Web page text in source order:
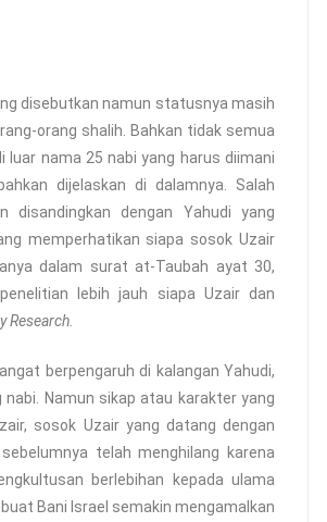
disebutkan namun statusnya masih
orang shalih. Bahkan tidak semua
luar nama 25 nabi yang harus diimani
dijelaskan di dalamnya. Salah
disandingkan dengan Yahudi yang
memperhatikan siapa sosok Uzair
dalam surat at-Taubah ayat 30,
lebih jauh siapa Uzair dan
Research.
berpengaruh di kalangan Yahudi,
Namun sikap atau karakter yang
sosok Uzair yang datang dengan
telah menghilang karena
berlebihan kepada ulama
Bani Israel semakin mengamalkan